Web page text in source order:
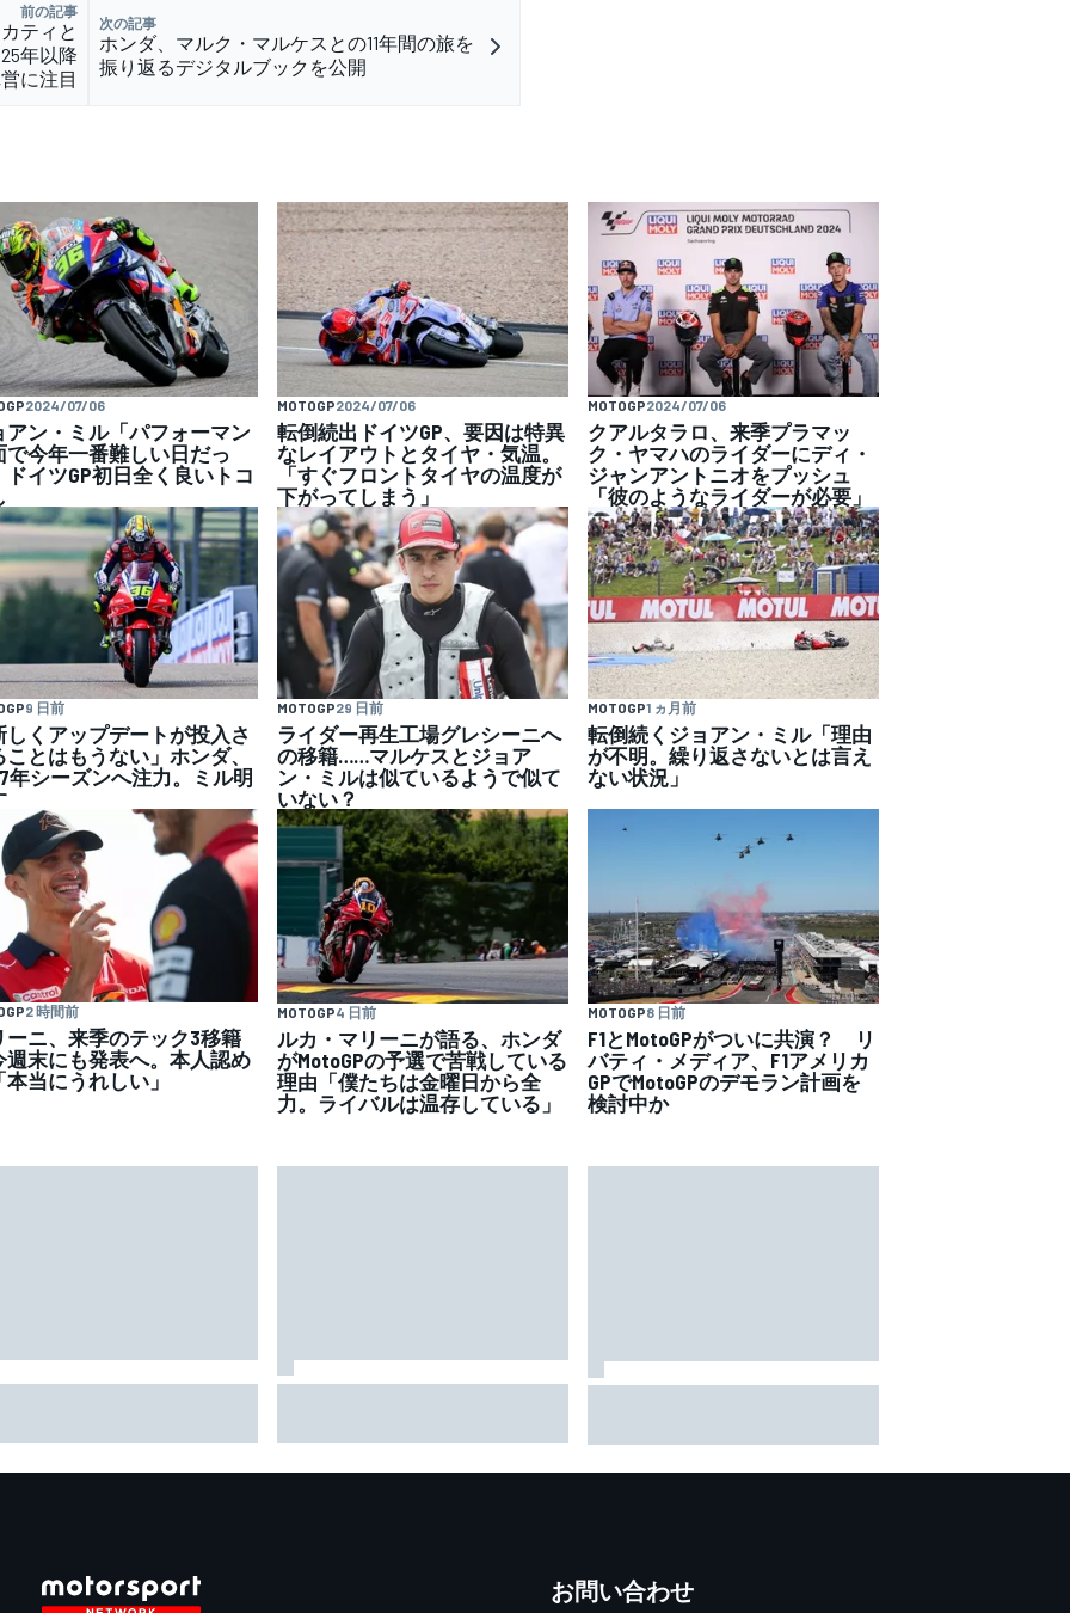
前の記事
ティと
年以降
に注目
次の記事
ホンダ、マルク・マルケスとの11年間の旅を
振り返るデジタルブックを公開
2024/07/06
アン・ミル「パフォーマン
で今年一番難しい日だっ
ドイツGP初日全く良いトコ
MOTOGP2024/07/06
転倒続出ドイツGP、要因は特異
なレイアウトとタイヤ・気温。
「すぐフロントタイヤの温度が
下がってしまう」
MOTOGP2024/07/06
クアルタラロ、来季プラマッ
ク・ヤマハのライダーにディ・
ジャンアントニオをプッシュ
「彼のようなライダーが必要」
9 日前
しくアップデートが投入さ
ことはもうない」ホンダ、
年シーズンへ注力。ミル明
MOTOGP29 日前
ライダー再生工場グレシーニへ
の移籍……マルケスとジョア
ン・ミルは似ているようで似て
いない？
MOTOGP1 ヵ月前
転倒続くジョアン・ミル「理由
が不明。繰り返さないとは言え
ない状況」
2 時間前
ーニ、来季のテック3移籍
週末にも発表へ。本人認め
本当にうれしい」
MOTOGP4 日前
ルカ・マリーニが語る、ホンダ
がMotoGPの予選で苦戦している
理由「僕たちは金曜日から全
力。ライバルは温存している」
MOTOGP8 日前
F1とMotoGPがついに共演？ リ
バティ・メディア、F1アメリカ
GPでMotoGPのデモラン計画を
検討中か
はず」
お問い合わせ